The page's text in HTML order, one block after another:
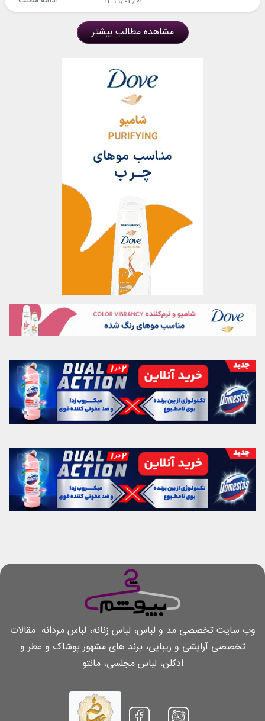
مشاهده مطالب بیشتر
وب سایت تخصصی مد و لباس، لباس زنانه، لباس مردانه. مقالات
تخصصی آرایشی و زیبایی، برند های مشهور پوشاک و عطر و
ادکلن، لباس مجلسی، مانتو